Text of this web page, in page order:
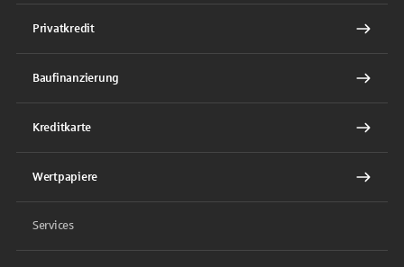
Privatkredit
Baufinanzierung
Kreditkarte
Wertpapiere
Services